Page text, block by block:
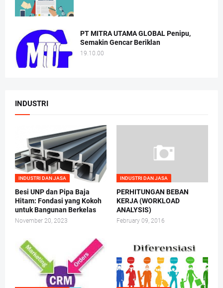
PT MITRA UTAMA GLOBAL Penipu,
Semakin Gencar Beriklan
19.10.00
INDUSTRI
INDUSTRI DAN JASA
Besi UNP dan Pipa Baja
Hitam: Fondasi yang Kokoh
untuk Bangunan Berkelas
November 20, 2023
INDUSTRI DAN JASA
PERHITUNGAN BEBAN
KERJA (WORKLOAD
ANALYSIS)
February 09, 2016